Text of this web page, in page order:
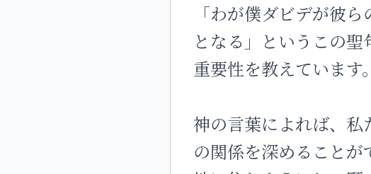
「わが僕ダビデが彼
となる」というこの
重要性を教えています。
神の言葉によれば、私
の関係を深めること